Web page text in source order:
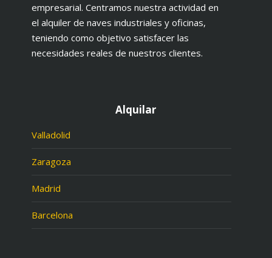
empresarial. Centramos nuestra actividad en
el alquiler de naves industriales y oficinas,
teniendo como objetivo satisfacer las
necesidades reales de nuestros clientes.
Alquilar
Valladolid
Zaragoza
Madrid
Barcelona